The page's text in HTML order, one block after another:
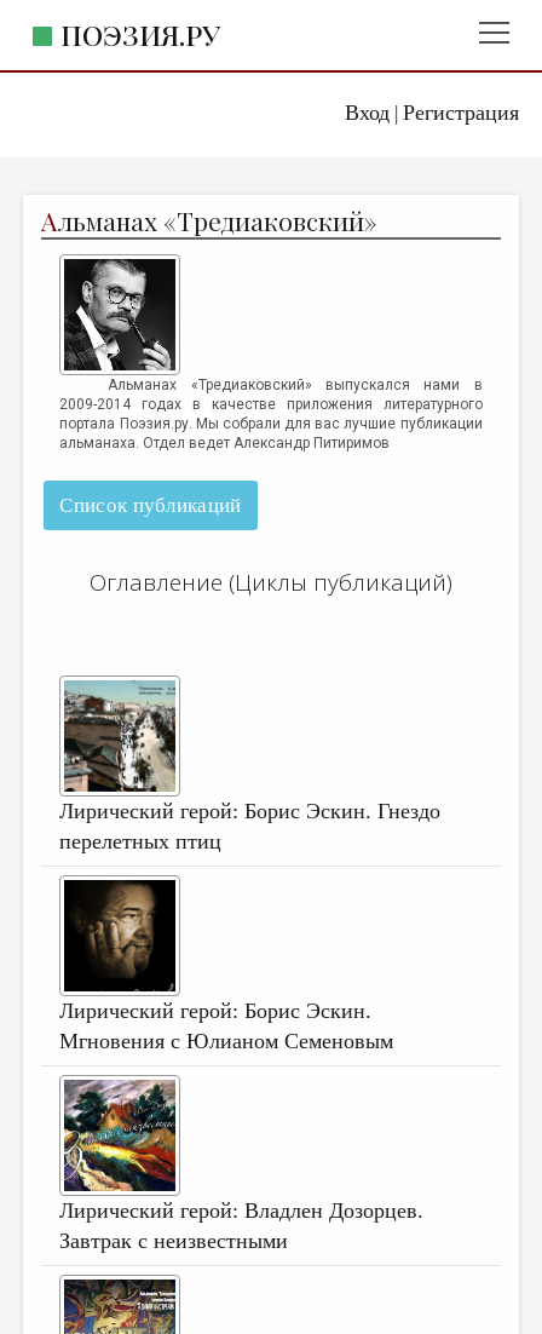
Вход| Регистрация
ПОЭЗИЯ.РУ
ЖАНРЫ
АВТОРЫ
КОММЕНТАРИИ
ЛИТСАЛОН
НОВОСТИ
ПРАВИЛА САЙТА
ОТДЕЛЫ И РУБРИКИ
ИЗБРАННОЕ
ДАЙДЖЕСТ
КОНКУРСЫ
ДЕТСКАЯ КОМНАТА
КНИЖНАЯ ПОЛКА
СТРАНИЦЫ ПАМЯТИ
ОБЪЯВЛЕНИЯ
КОЛОНКА РЕДАКТОРА
РЕДКОЛЛЕГИЯ
ОТ РЕДАКЦИИ
МАЛАЯ ПРОЗА
ЭССЕИСТИКА
ЛИТЕРАТУРОВЕДЕНИЕ
КУЛЬТУРОВЕДЕНИЕ
ПУБЛИЦИСТИКА
РЕЦЕНЗИРОВАНИЕ
Альманах «Тредиаковский»
Альманах «Тредиаковский» выпускался нами в
2009-2014 годах в качестве приложения литературного
портала Поэзия.ру. Мы собрали для вас лучшие публикации
альманаха. Отдел ведетАлександр Питиримов
Список публикаций
Оглавление (Циклы публикаций)
Лирический герой: Борис Эскин. Гнездо
перелетных птиц
Лирический герой: Борис Эскин.
Мгновения с Юлианом Семеновым
Лирический герой: Владлен Дозорцев.
Завтрак с неизвестными